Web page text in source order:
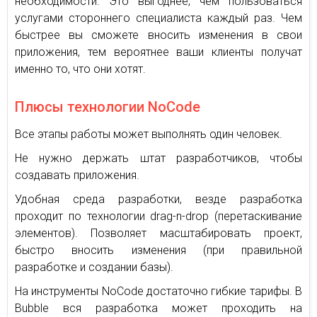
услугами стороннего специалиста каждый раз. Чем
быстрее вы сможете вносить изменения в свои
приложения, тем вероятнее ваши клиенты получат
именно то, что они хотят.
Плюсы технологии NoCode
Все этапы работы может выполнять один человек.
Не нужно держать штат разработчиков, чтобы
создавать приложения.
Удобная среда разработки, везде разработка
проходит по технологии drag-n-drop (перетаскивание
элементов). Позволяет масштабировать проект,
быстро вносить изменения (при правильной
разработке и создании базы).
На инструменты NoCode достаточно гибкие тарифы. В
Bubble вся разработка может проходить на